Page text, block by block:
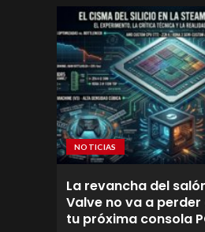
NOTICIAS
La revancha del
Valve no va a
tu próxima consola